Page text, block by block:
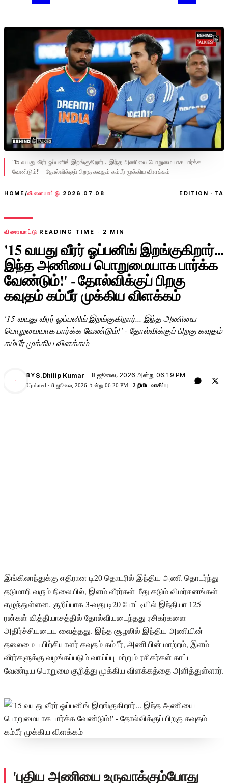
'15 வயது வீரர் ஓப்பனிங் இறங்குகிறார்... இந்த அணியை பொறுமையாக பார்க்க
வேண்டும்!' - தோல்விக்குப் பிறகு கவுதம் கம்பீர் முக்கிய விளக்கம்
HOME/விளையாட்டு 2026.07.08 EDITION · TA
விளையாட்டு READING TIME · 2 MIN
'15 வயது வீரர் ஓப்பனிங் இறங்குகிறார்...
இந்த அணியை பொறுமையாக பார்க்க
வேண்டும்!' - தோல்விக்குப் பிறகு
கவுதம் கம்பீர் முக்கிய விளக்கம்
'15 வயது வீரர் ஓப்பனிங் இறங்குகிறார்... இந்த அணியை
பொறுமையாக பார்க்க வேண்டும்!' - தோல்விக்குப் பிறகு கவுதம்
கம்பீர் முக்கிய விளக்கம்
BY S.Dhilip Kumar 8 ஜூலை, 2026 அன்று 06:19 PM
Updated · 8 ஜூலை, 2026 அன்று 06:20 PM 2 நிமிட வாசிப்பு
இங்கிலாந்துக்கு எதிரான டி20 தொடரில் இந்திய அணி தொடர்ந்து
தடுமாறி வரும் நிலையில், இளம் வீரர்கள் மீது கடும் விமர்சனங்கள்
எழுந்துள்ளன. குறிப்பாக 3-வது டி20 போட்டியில் இந்தியா 125
ரன்கள் வித்தியாசத்தில் தோல்வியடைந்தது ரசிகர்களை
அதிர்ச்சியடைய வைத்தது. இந்த சூழலில் இந்திய அணியின்
தலைமை பயிற்சியாளர் கவுதம் கம்பீர், அணியின் மாற்றம், இளம்
வீரர்களுக்கு வழங்கப்படும் வாய்ப்பு மற்றும் ரசிகர்கள் காட்ட
வேண்டிய பொறுமை குறித்து முக்கிய விளக்கத்தை அளித்துள்ளார்.
'புதிய அணியை உருவாக்கும்போது